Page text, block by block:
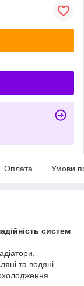
Оплата Умови
систем
та водяні